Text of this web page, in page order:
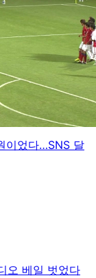
이었다…SNS 달
오 베일 벗었다